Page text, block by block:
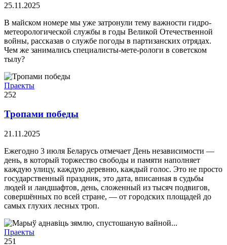
25.11.2025
В майском номере мы уже затронули тему важности гидро-
метеорологической службы в годы Великой Отечественной
войны, рассказав о службе погоды в партизанских отрядах.
Чем же занимались специалисты-мете-рологи в советском
тылу?
Праекты
252
Тропами победы
21.11.2025
Ежегодно 3 июля Беларусь отмечает День независимости —
день, в который торжество свободы и памяти наполняет
каждую улицу, каждую деревню, каждый голос. Это не просто
государственный праздник, это дата, вписанная в судьбы
людей и ландшафтов, день, сложенный из тысяч подвигов,
совершённых по всей стране, — от городских площадей до
самых глухих лесных троп.
Праекты
251